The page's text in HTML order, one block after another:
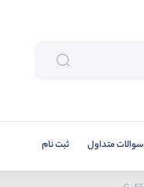
سوالات متداول ثبت نام